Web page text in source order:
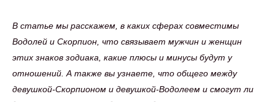
В статье мы расскажем, в каких сферах совместимы
Водолей и Скорпион, что связывает мужчин и женщин
этих знаков зодиака, какие плюсы и минусы будут у
отношений. А также вы узнаете, что общего между
девушкой-Скорпионом и девушкой-Водолеем и смогут ли